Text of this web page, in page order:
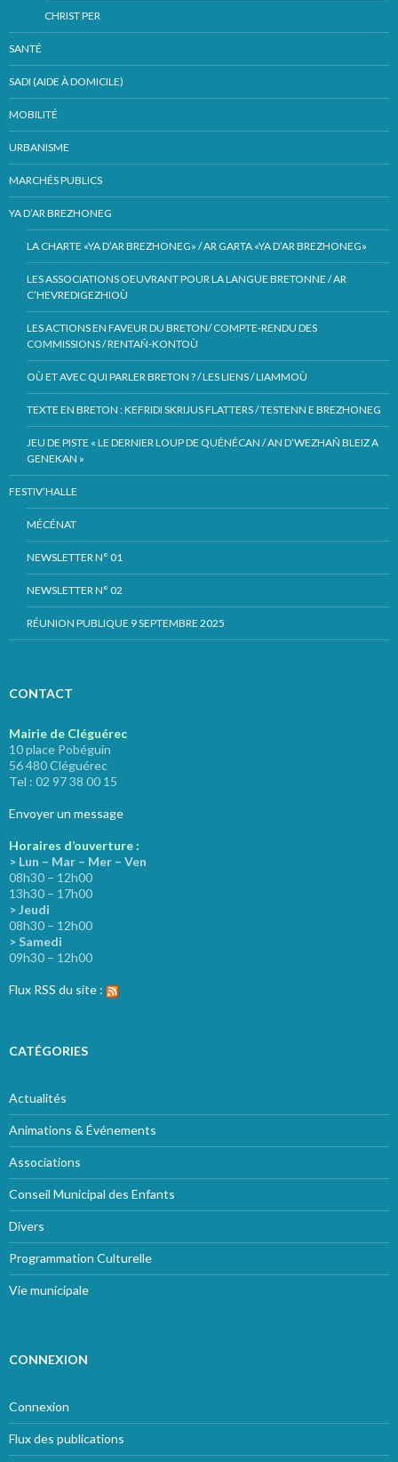
CHRIST PER
SANTÉ
SADI (AIDE À DOMICILE)
MOBILITÉ
URBANISME
MARCHÉS PUBLICS
YA D’AR BREZHONEG
LA CHARTE «YA D’AR BREZHONEG» / AR GARTA «YA D’AR BREZHONEG»
LES ASSOCIATIONS OEUVRANT POUR LA LANGUE BRETONNE / AR
C’HEVREDIGEZHIOÙ
LES ACTIONS EN FAVEUR DU BRETON/ COMPTE-RENDU DES
COMMISSIONS / RENTAÑ-KONTOÙ
OÙ ET AVEC QUI PARLER BRETON ? / LES LIENS / LIAMMOÙ
TEXTE EN BRETON : KEFRIDI SKRIJUS FLATTERS / TESTENN E BREZHONEG
JEU DE PISTE « LE DERNIER LOUP DE QUÉNÉCAN / AN D’WEZHAÑ BLEIZ A
GENEKAN »
FESTIV’HALLE
MÉCÉNAT
NEWSLETTER N° 01
NEWSLETTER N° 02
RÉUNION PUBLIQUE 9 SEPTEMBRE 2025
CONTACT
Mairie de Cléguérec
10 place Pobéguin
56 480 Cléguérec
Tel : 02 97 38 00 15
Envoyer un message
Horaires d’ouverture :
> Lun – Mar – Mer – Ven
08h30 – 12h00
13h30 – 17h00
> Jeudi
08h30 – 12h00
> Samedi
09h30 – 12h00
Flux RSS du site :
CATÉGORIES
Actualités
Animations & Événements
Associations
Conseil Municipal des Enfants
Divers
Programmation Culturelle
Vie municipale
CONNEXION
Connexion
Flux des publications